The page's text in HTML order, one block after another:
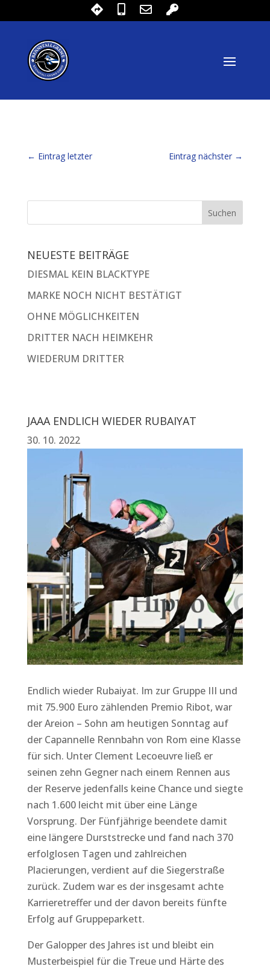
← Eintrag letzter Eintrag nächster →
NEUESTE BEITRÄGE
DIESMAL KEIN BLACKTYPE
MARKE NOCH NICHT BESTÄTIGT
OHNE MÖGLICHKEITEN
DRITTER NACH HEIMKEHR
WIEDERUM DRITTER
JAAA ENDLICH WIEDER RUBAIYAT
30. 10. 2022
Endlich wieder Rubaiyat. Im zur Gruppe III und
mit 75.900 Euro zählenden Premio Ribot, war
der Areion – Sohn am heutigen Sonntag auf
der Capannelle Rennbahn von Rom eine Klasse
für sich. Unter Clement Lecoeuvre ließ er
seinen zehn Gegner nach einem Rennen aus
der Reserve jedenfalls keine Chance und siegte
nach 1.600 leicht mit über eine Länge
Vorsprung. Der Fünfjährige beendete damit
eine längere Durststrecke und fand nach 370
erfolglosen Tagen und zahlreichen
Placierungen, verdient auf die Siegerstraße
zurück. Zudem war es der insgesamt achte
Karrieretreffer und der davon bereits fünfte
Erfolg auf Gruppeparkett.
Der Galopper des Jahres ist und bleibt ein
Musterbeispiel für die Treue und Härte des